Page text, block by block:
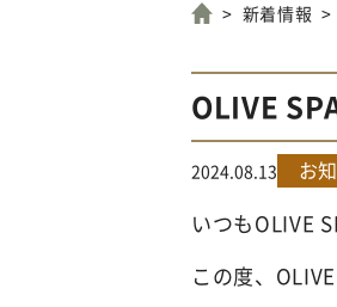
新着情報
OLIVE
2024.08.13 お
いつもOLIVE
この度、